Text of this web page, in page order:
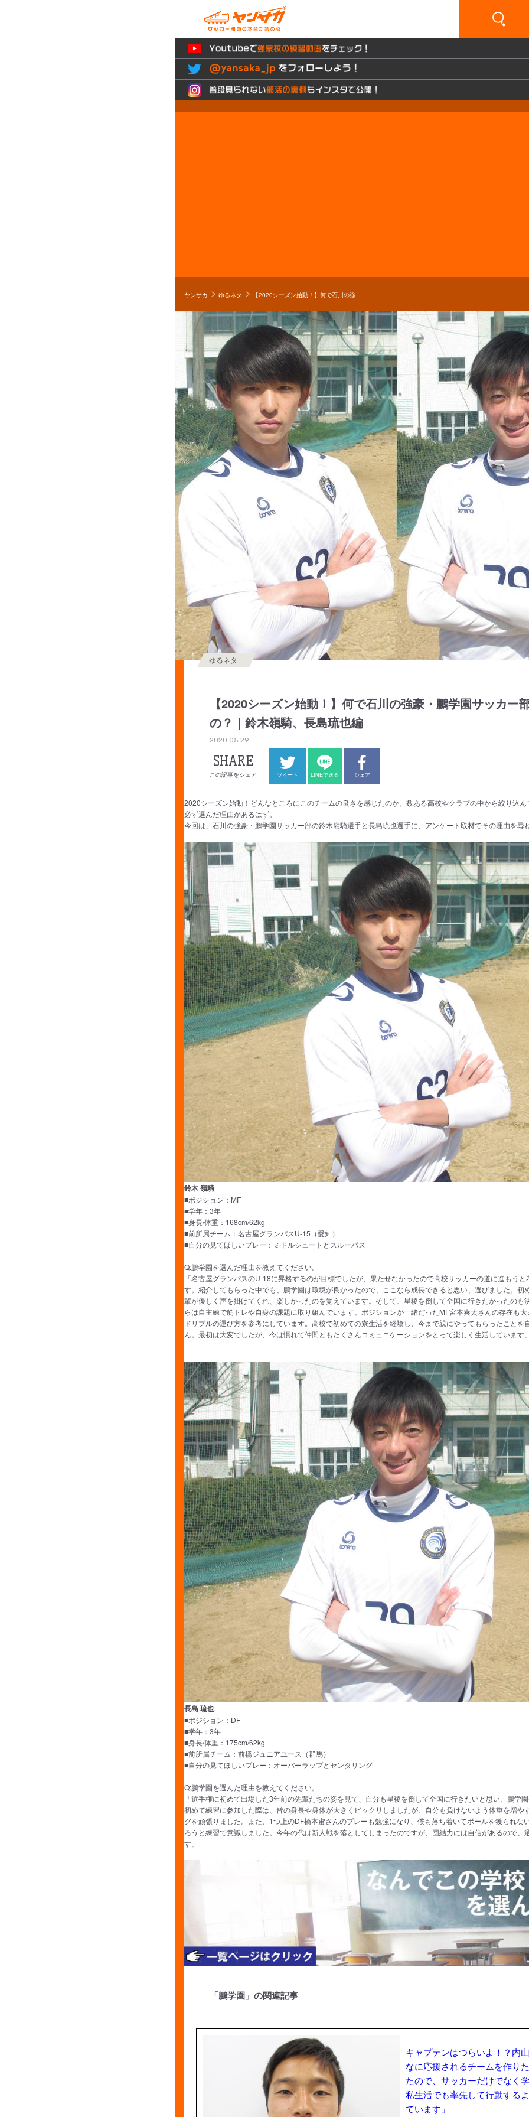
ヤンサカ ゆるネタ 【2020シーズン始動！】何で石川の強豪・鵬学園サッカー部を選んだの？｜鈴木嶺騎、長島琉也編
【2020シーズン始動！】何で石川の強豪・鵬学園サッカー
の？｜鈴木嶺騎、長島琉也編
ゆるネタ
2020.05.29
SHARE
この記事をシェア ツイート LINEで送る シェア
2020シーズン始動！どんなところにこのチームの良さを感じたのか。数ある高校やクラブの中から絞り込
必ず選んだ理由があるはず。
今回は、石川の強豪・鵬学園サッカー部の鈴木嶺騎選手と長島琉也選手に、アンケート取材でその理由を尋
鈴木 嶺騎
■ポジション：MF
■学年：3年
■身長/体重：168cm/62kg
■前所属チーム：名古屋グランパスU-15（愛知）
■自分の見てほしいプレー：ミドルシュートとスルーパス
Q:鵬学園を選んだ理由を教えてください。
「名古屋グランパスのU-18に昇格するのが目標でしたが、果たせなかったので高校サッカーの道に進もう
す。紹介してもらった中でも、鵬学園は環境が良かったので、ここなら成長できると思い、選びました。初
輩が優しく声を掛けてくれ、楽しかったのを覚えています。そして、星稜を倒して全国に行きたかったのも
らは自主練で筋トレや自身の課題に取り組んでいます。ポジションが一緒だったMF宮本爽太さんの存在も
ドリブルの運び方を参考にしています。高校で初めての寮生活を経験し、今まで親にやってもらったことを
ん。最初は大変でしたが、今は慣れて仲間ともたくさんコミュニケーションをとって楽しく生活しています
長島 琉也
■ポジション：DF
■学年：3年
■身長/体重：175cm/62kg
■前所属チーム：前橋ジュニアユース（群馬）
■自分の見てほしいプレー：オーバーラップとセンタリング
Q:鵬学園を選んだ理由を教えてください。
「選手権に初めて出場した3年前の先輩たちの姿を見て、自分も星稜を倒して全国に行きたいと思い、鵬学
初めて練習に参加した際は、皆の身長や身体が大きくビックリしましたが、自分も負けないよう体重を増や
グを頑張りました。また、1つ上のDF橋本蜜さんのプレーも勉強になり、僕も落ち着いてボールを獲られな
ろうと練習で意識しました。今年の代は新人戦を落としてしまったのですが、団結力には自信があるので、
す」
「鵬学園」の関連記事
キャプテンはつらいよ！？内
なに応援されるチームを作り
たので、サッカーだけでなく
私生活でも率先して行動する
ています」